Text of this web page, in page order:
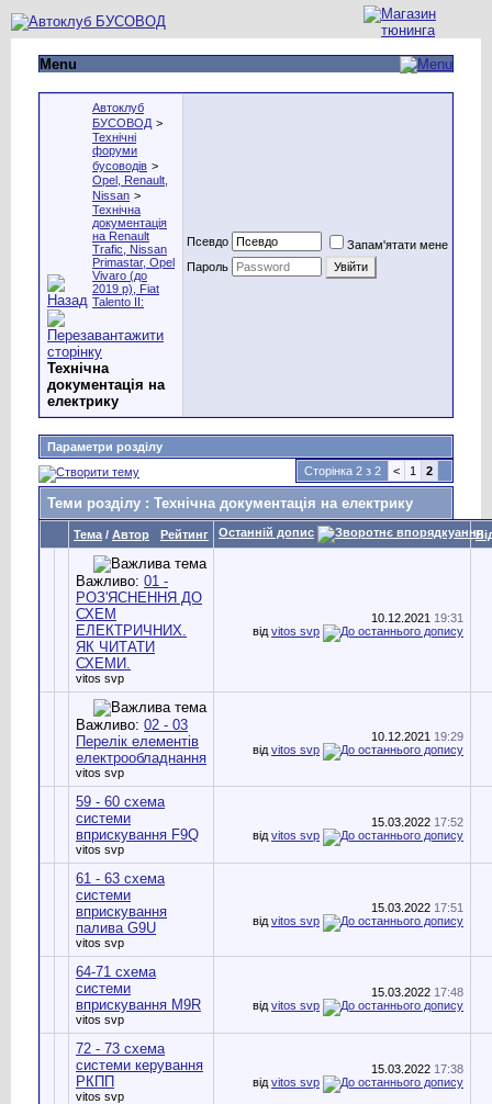
Menu
Автоклуб
БУСОВОД >
Технічні
форуми
бусоводів >
Opel, Renault,
Nissan >
Технічна
документація
на Renault
Trafic, Nissan
Primastar, Оpel
Vivaro (до
2019 р), Fiat
Talento II:
Технічна
документація на
електрику
Псевдо
Запам'ятати мене
Пароль
Параметри розділу
Сторінка 2 з 2
< 1 2
Теми розділу : Технічна документація на електрику
Рейтинг
Тема / Автор Останній допис
Важливо: 01 -
РОЗ'ЯСНЕННЯ ДО
СХЕМ
ЕЛЕКТРИЧНИХ.
ЯК ЧИТАТИ
СХЕМИ.
vitos svp
10.12.2021 19:31
від vitos svp
Важливо: 02 - 03
Перелік елементів
електрообладнання
vitos svp
10.12.2021 19:29
від vitos svp
59 - 60 схема
системи
вприскування F9Q
vitos svp
15.03.2022 17:52
від vitos svp
61 - 63 схема
системи
вприскування
палива G9U
vitos svp
15.03.2022 17:51
від vitos svp
64-71 схема
системи
вприскування М9R
vitos svp
15.03.2022 17:48
від vitos svp
72 - 73 схема
системи керування
РКПП
vitos svp
15.03.2022 17:38
від vitos svp